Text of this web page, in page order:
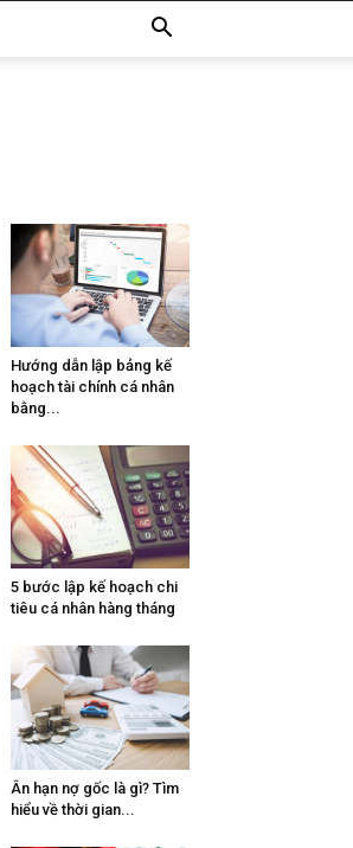
Hướng dẫn lập bảng kế
hoạch tài chính cá nhân
bằng...
5 bước lập kế hoạch chi
tiêu cá nhân hàng tháng
Ân hạn nợ gốc là gì? Tìm
hiểu về thời gian...